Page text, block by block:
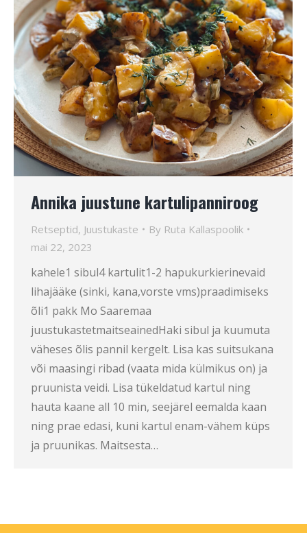
Annika juustune kartulipanniroog
Retseptid, Juustukaste By Ruta Kallaspoolik
mai 22, 2023
kahele1 sibul4 kartulit1-2 hapukurkierinevaid
lihajääke (sinki, kana,vorste vms)praadimiseks
õli1 pakk Mo Saaremaa
juustukastetmaitseainedHaki sibul ja kuumuta
väheses õlis pannil kergelt. Lisa kas suitsukana
või maasingi ribad (vaata mida külmikus on) ja
pruunista veidi. Lisa tükeldatud kartul ning
hauta kaane all 10 min, seejärel eemalda kaan
ning prae edasi, kuni kartul enam-vähem küps
ja pruunikas. Maitsesta…